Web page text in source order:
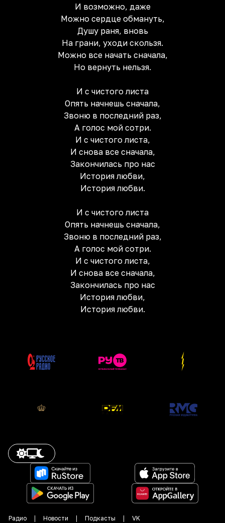
И возможно, даже
Можно сердце обмануть,
Душу раня, вновь
На грани, уходи скользя.
Можно все начать сначала,
Но вернуть нельзя.
И с чистого листа
Опять начнешь сначала,
Звоню в последний раз,
А голос мой сотри.
И с чистого листа,
И снова все сначала,
Закончилась про нас
История любви,
История любви.
И с чистого листа
Опять начнешь сначала,
Звоню в последний раз,
А голос мой сотри.
И с чистого листа,
И снова все сначала,
Закончилась про нас
История любви,
История любви.
Радио Новости Подкасты VK